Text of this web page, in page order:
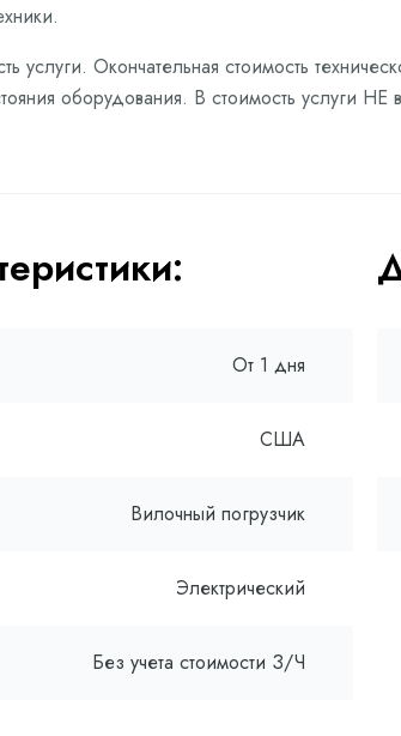
услуги. Окончательная стоимость
оборудования. В стоимость услуги
От 1 дня
США
Вилочный погрузчик
Электрический
Без учета стоимости З/Ч